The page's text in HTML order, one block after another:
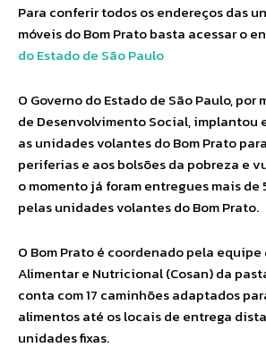
Para conferir todos os endereços das
móveis do Bom Prato basta acessar o
do Estado de São Paulo
O Governo do Estado de São Paulo,
de Desenvolvimento Social, implantou
as unidades volantes do Bom Prato
periferias e aos bolsões da pobreza e
o momento já foram entregues mais
pelas unidades volantes do Bom Prato.
O Bom Prato é coordenado pela
Alimentar e Nutricional (Cosan) da
conta com 17 caminhões adaptados
alimentos até os locais de entrega
unidades fixas.